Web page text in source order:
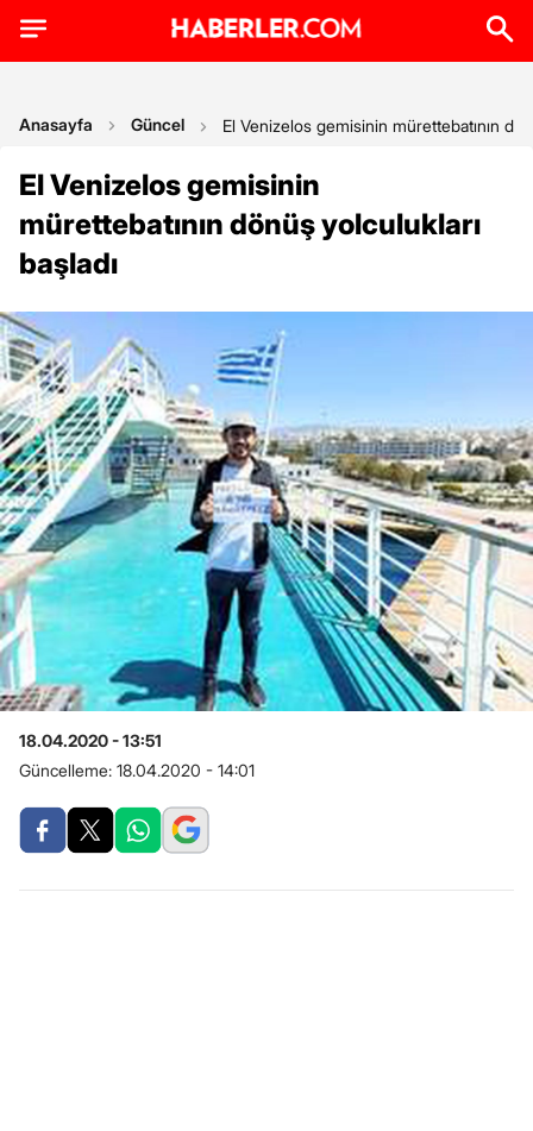
Anasayfa Güncel El Venizelos gemisinin mürettebatının
El Venizelos gemisinin
mürettebatının dönüş yolculukları
başladı
18.04.2020 - 13:51
Güncelleme: 18.04.2020 - 14:01